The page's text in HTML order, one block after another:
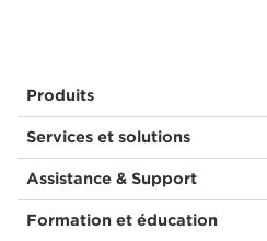
Produits
Services et solutions
Assistance & Support
Formation et éducation